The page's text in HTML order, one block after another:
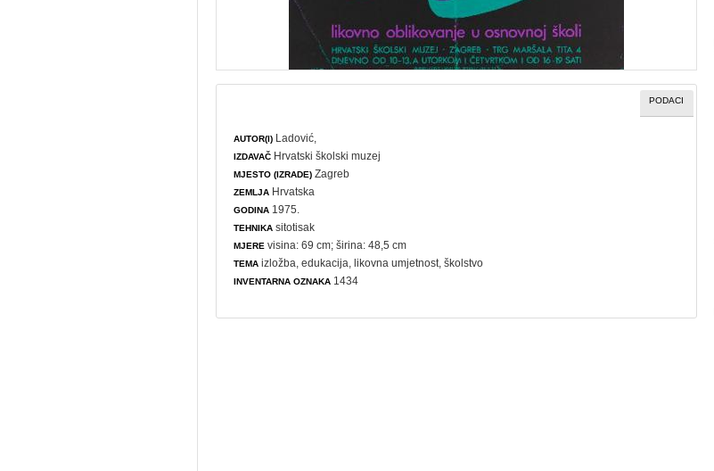
PODACI
AUTOR(I) Ladović,
IZDAVAČ Hrvatski školski muzej
MJESTO (IZRADE) Zagreb
ZEMLJA Hrvatska
GODINA 1975.
TEHNIKA sitotisak
MJERE visina: 69 cm; širina: 48,5 cm
TEMA izložba ,edukacija ,likovna umjetnost ,školstvo
INVENTARNA OZNAKA 1434